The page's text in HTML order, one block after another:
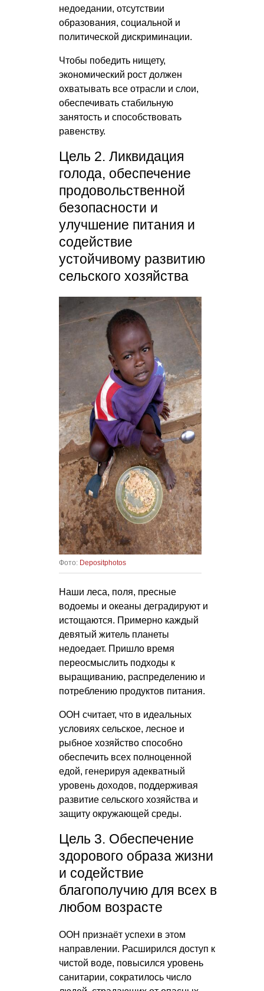
недоедании, отсутствии
образования, социальной и
политической дискриминации.
Чтобы победить нищету,
экономический рост должен
охватывать все отрасли и слои,
обеспечивать стабильную
занятость и способствовать
равенству.
Цель 2. Ликвидация
голода, обеспечение
продовольственной
безопасности и
улучшение питания и
содействие
устойчивому развитию
сельского хозяйства
Фото: Depositphotos
Наши леса, поля, пресные
водоемы и океаны деградируют и
истощаются. Примерно каждый
девятый житель планеты
недоедает. Пришло время
переосмыслить подходы к
выращиванию, распределению и
потреблению продуктов питания.
ООН считает, что в идеальных
условиях сельское, лесное и
рыбное хозяйство способно
обеспечить всех полноценной
едой, генерируя адекватный
уровень доходов, поддерживая
развитие сельского хозяйства и
защиту окружающей среды.
Цель 3. Обеспечение
здорового образа жизни
и содействие
благополучию для всех в
любом возрасте
ООН признаёт успехи в этом
направлении. Расширился доступ к
чистой воде, повысился уровень
санитарии, сократилось число